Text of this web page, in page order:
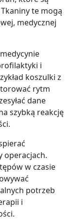
te mogą
medycznej
i
koszulki z
rytm
dane
szybką reakcję
operacjach.
w czasie
potrzeb
i